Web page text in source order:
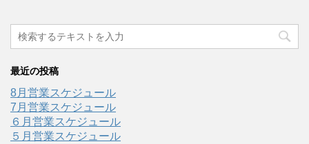
最近の投稿
8月営業スケジュール
7月営業スケジュール
６月営業スケジュール
５月営業スケジュール